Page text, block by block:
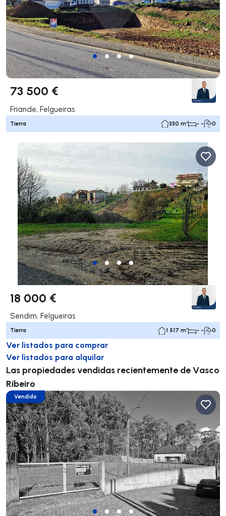
73 500 €
Friande, Felgueiras
Tierra 330 m² - - 0
18 000 €
Sendim, Felgueiras
Tierra 1 517 m² - - 0
Ver listados para comprar
Ver listados para alquilar
Las propiedades vendidas recientemente de Vasco
Ribeiro
Vendido